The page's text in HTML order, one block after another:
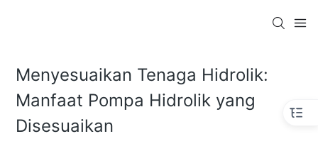
Menyesuaikan Tenaga Hidrolik:
Manfaat Pompa Hidrolik yang
Disesuaikan